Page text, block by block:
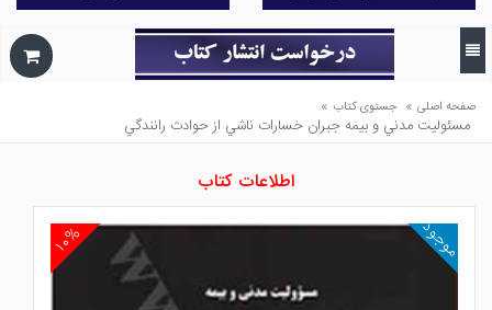
صفحه اصلی » جستوی کتاب »
مسئوليت مدني و بيمه جبران خسارات ناشي از حوادث رانندگي
اطلاعات کتاب
۱۰% موجود